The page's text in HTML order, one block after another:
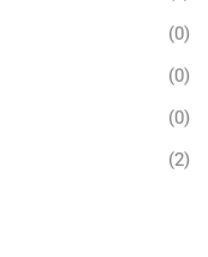
(0)
(0)
(0)
(2)